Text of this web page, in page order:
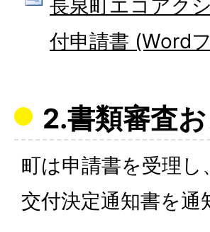
長泉町エコアク
付申請書 (Word
2.書類審査
町は申請書を受理
交付決定通知書を通